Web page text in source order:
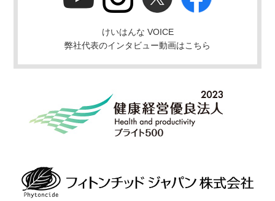
けいはんな VOICE
弊社代表のインタビュー動画はこちら